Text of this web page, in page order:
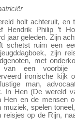
holt achteruit, en
Hendrik Philip ’t
jaar geleden. Zijn
schetst ruim een
zijn
met
van een
ironische kijk
man,
In Hen (De wereld
Hen en de mensen
muziek, spelen
reisjes op de Rijn,